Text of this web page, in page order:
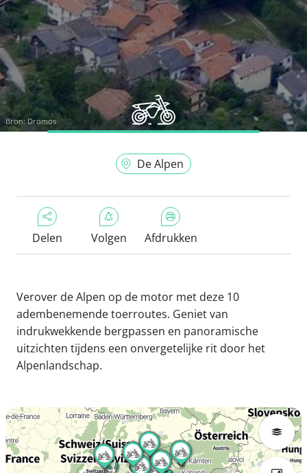
Bron: Dromos
De Alpen
Delen Volgen Afdrukken
Verover de Alpen op de motor met deze 10
adembenemende toerroutes. Geniet van
indrukwekkende bergpassen en panoramische
uitzichten tijdens een onvergetelijke rit door het
Alpenlandschap.